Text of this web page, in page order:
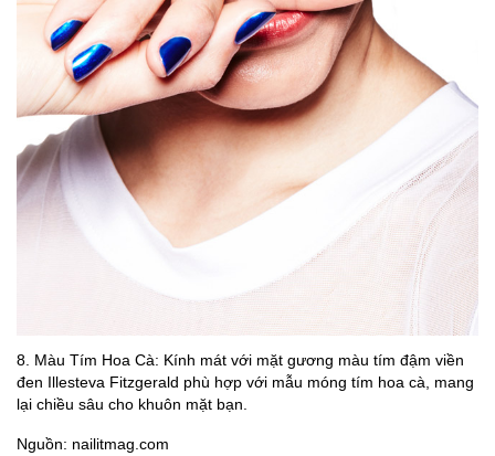
8. Màu Tím Hoa Cà: Kính mát với mặt gương màu tím đậm viền
đen Illesteva Fitzgerald phù hợp với mẫu móng tím hoa cà, mang
lại chiều sâu cho khuôn mặt bạn.
Nguồn: nailitmag.com